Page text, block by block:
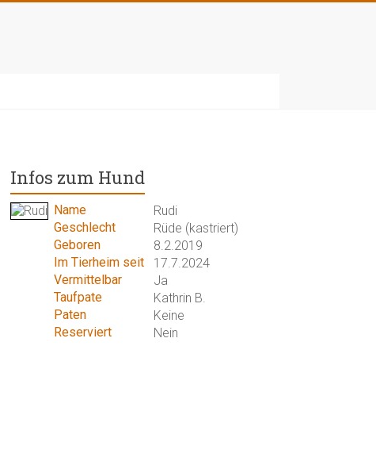
Infos zum Hund
Name
Rudi
Geschlecht
Rüde (kastriert)
Geboren
8.2.2019
Im Tierheim seit
17.7.2024
Vermittelbar
Ja
Taufpate
Kathrin B.
Paten
Keine
Reserviert
Nein